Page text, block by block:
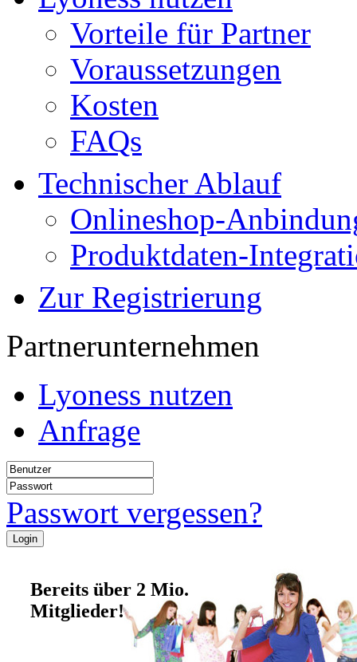
Vorteile für Partner
Voraussetzungen
Kosten
FAQs
Technischer Ablauf
Onlineshop-
Produktdaten-
Zur Registrierung
Partnerunternehmen
Lyoness nutzen
Anfrage
Passwort vergessen?
Bereits über 2 Mio.
Mitglieder!